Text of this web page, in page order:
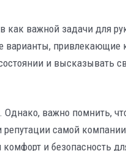
как важной задачи для
варианты, привлекающие
и высказывать
важно помнить,
репутации самой
и безопасность